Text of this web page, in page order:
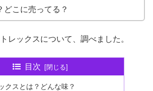
どこに売ってる？
レックスについて、調べました。
目次
クスとは？どんな味？